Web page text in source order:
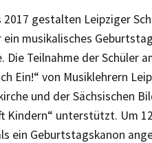
gestalten Leipziger
ein musikalisches
Die Teilnahme der Schüler
Ein!“ von Musiklehrern
und der Sächsischen
Kindern“ unterstützt. Um
ein Geburtstagskanon